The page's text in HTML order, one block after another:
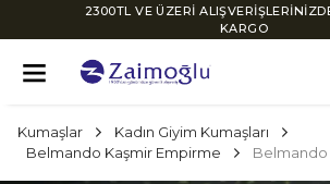
2300TL VE ÜZERİ
KARGO
Kumaşlar
Kadın Giyim Kumaşları
Belmando Kaşmir Empirme
Belmando